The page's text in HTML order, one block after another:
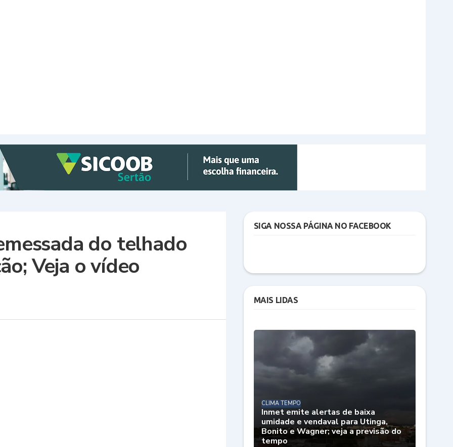
do telhado
Veja o vídeo
SIGA NOSSA PÁGINA NO FACEBOOK
MAIS LIDAS
CLIMA TEMPO
Inmet emite alertas de baixa
umidade e vendaval para Utinga,
Bonito e Wagner; veja a previsão do
tempo